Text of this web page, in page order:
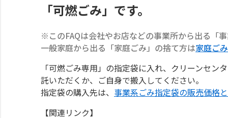
「可燃ごみ」です。
※このFAQは会社やお店などの事業所から出る「
一般家庭から出る「家庭ごみ」の捨て方は家庭ご
「可燃ごみ専用」の指定袋に入れ、クリーンセン
託いただくか、ご自身で搬入してください。
指定袋の購入先は、 事業系ごみ指定袋の販売価格
【関連リンク】